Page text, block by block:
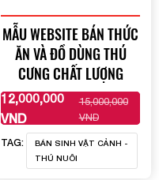
MẪU WEBSITE BÁN THỨC
ĂN VÀ ĐỒ DÙNG THÚ
CƯNG CHẤT LƯỢNG
12,000,000
VND
15,000,000
VND
XEM THÊM
TAG:
BÁN SINH VẬT CẢNH -
THÚ NUÔI